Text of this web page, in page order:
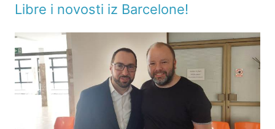
Libre i novosti iz Barcelone!